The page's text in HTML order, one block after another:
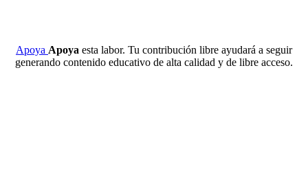
Apoya Apoya esta labor. Tu contribución libre ayudará a seguir
generando contenido educativo de alta calidad y de libre acceso.